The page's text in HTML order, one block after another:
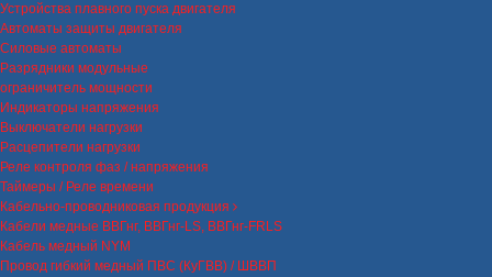
Устройства плавного пуска двигателя
Автоматы защиты двигателя
Силовые автоматы
Разрядники модульные
ограничитель мощности
Индикаторы напряжения
Выключатели нагрузки
Расцепители нагрузки
Реле контроля фаз / напряжения
Таймеры / Реле времени
Кабельно-проводниковая продукция
Кабели медные ВВГнг, ВВГнг-LS, ВВГнг-FRLS
Кабель медный NYM
Провод гибкий медный ПВС (КуГВВ) / ШВВП